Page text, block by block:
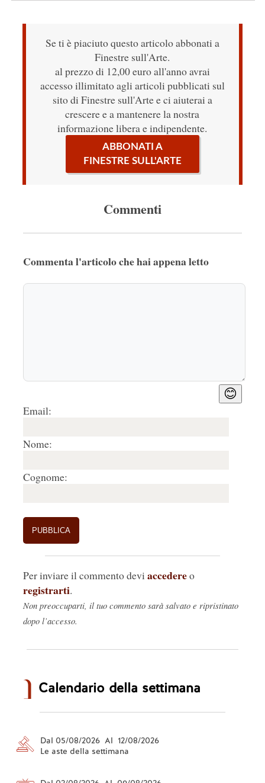
Se ti è piaciuto questo articolo abbonati a
Finestre sull'Arte.
al prezzo di 12,00 euro all'anno avrai
accesso illimitato agli articoli pubblicati sul
sito di Finestre sull'Arte e ci aiuterai a
crescere e a mantenere la nostra
informazione libera e indipendente.
ABBONATI A
FINESTRE SULL'ARTE
Commenti
Commenta l'articolo che hai appena letto
😊
Email:
Nome:
Cognome:
Per inviare il commento devi accedereo
registrarti.
Non preoccuparti, il tuo commento sarà salvato e ripristinato
dopo l’accesso.
Calendario della settimana
Dal 05/08/2026 Al 12/08/2026
Le aste della settimana